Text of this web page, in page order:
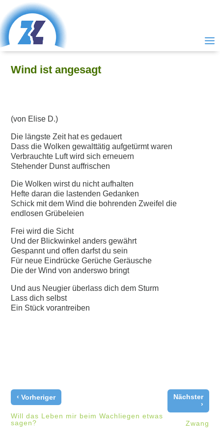
Wind ist angesagt
(von Elise D.)
Die längste Zeit hat es gedauert
Dass die Wolken gewalttätig aufgetürmt waren
Verbrauchte Luft wird sich erneuern
Stehender Dunst auffrischen
Die Wolken wirst du nicht aufhalten
Hefte daran die lastenden Gedanken
Schick mit dem Wind die bohrenden Zweifel die
endlosen Grübeleien
Frei wird die Sicht
Und der Blickwinkel anders gewährt
Gespannt und offen darfst du sein
Für neue Eindrücke Gerüche Geräusche
Die der Wind von anderswo bringt
Und aus Neugier überlass dich dem Sturm
Lass dich selbst
Ein Stück vorantreiben
‹ Vorheriger
Will das Leben mir beim Wachliegen etwas
sagen?
Nächster
›
Zwang